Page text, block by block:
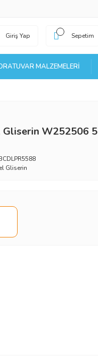
Giriş Yap Sepetim
MALZEMELERI
W252506
Gliserin